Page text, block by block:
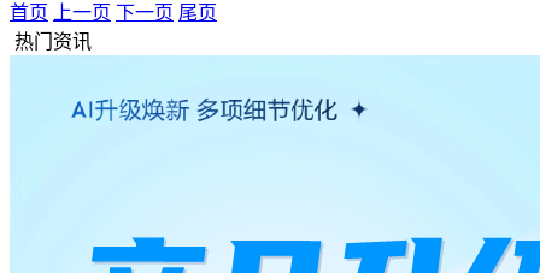
首页
上一页 下一页 尾页
热门资讯